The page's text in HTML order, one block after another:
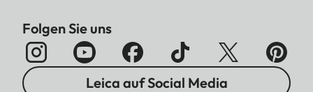
Folgen Sie uns
Leica auf Social Media